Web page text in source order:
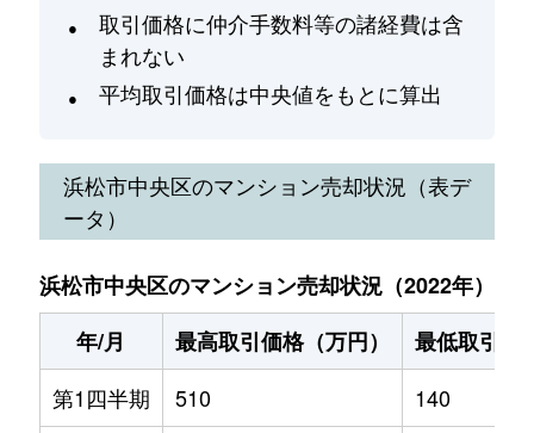
取引価格に仲介手数料等の諸経費は含
まれない
平均取引価格は中央値をもとに算出
浜松市中央区のマンション売却状況（表デ
ータ）
浜松市中央区のマンション売却状況（2022年）
年/月
最高取引価格（万円）
最低取引価
第1四半期
510 140